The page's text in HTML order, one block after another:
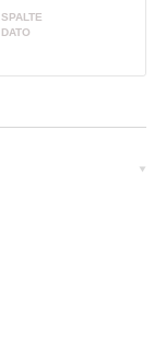
SPALTE
DATO